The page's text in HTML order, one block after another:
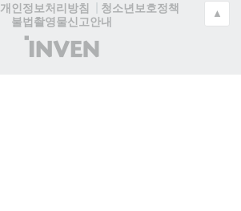
개인정보처리방침
청소년보호정책
불법촬영물신고안내
(주)
인
▲